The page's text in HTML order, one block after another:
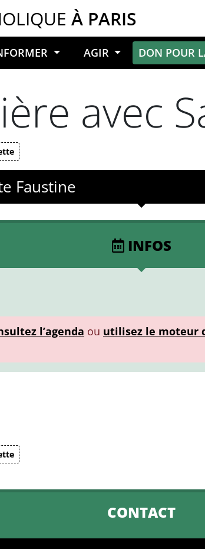
À PARIS
AGIR DON POUR
avec
Faustine
INFOS
l’agenda ou utilisez le moteur
CONTACT